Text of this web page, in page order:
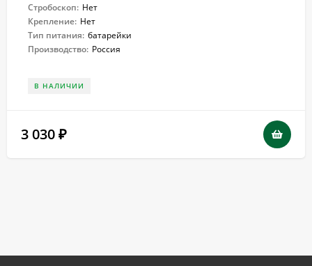
Стробоскоп: Нет
Крепление: Нет
Тип питания: батарейки
Производство: Россия
В НАЛИЧИИ
3 030 ₽